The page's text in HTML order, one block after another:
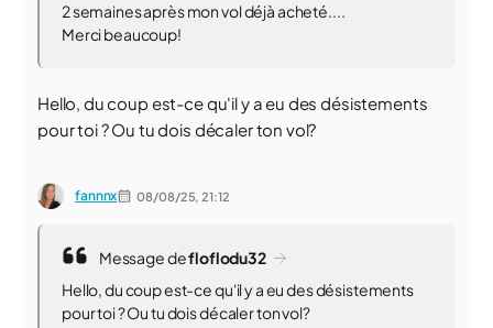
2 semaines après mon vol déjà acheté....
Merci beaucoup!
Hello, du coup est-ce qu'il y a eu des désistements
pour toi ? Ou tu dois décaler ton vol?
fannnx 08/08/25,21:12
Message defloflodu32
Hello, du coup est-ce qu'il y a eu des désistements
pour toi ? Ou tu dois décaler ton vol?